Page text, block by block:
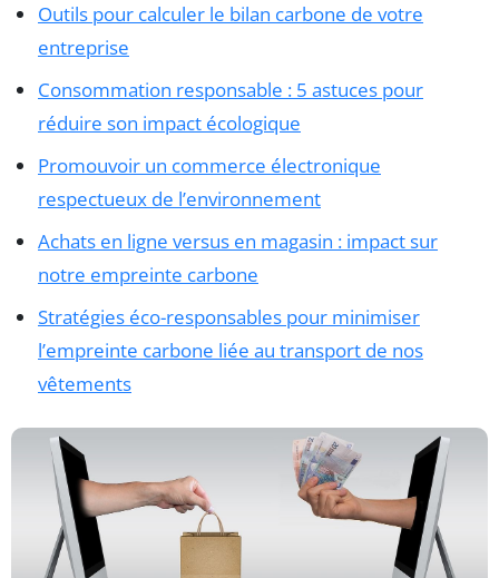
Outils pour calculer le bilan carbone de votre
entreprise
Consommation responsable : 5 astuces pour
réduire son impact écologique
Promouvoir un commerce électronique
respectueux de l’environnement
Achats en ligne versus en magasin : impact sur
notre empreinte carbone
Stratégies éco-responsables pour minimiser
l’empreinte carbone liée au transport de nos
vêtements